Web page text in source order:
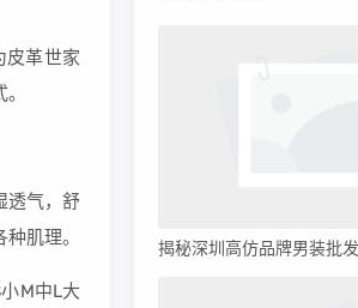
皮革世家
透气，舒
肌理。
M中L大